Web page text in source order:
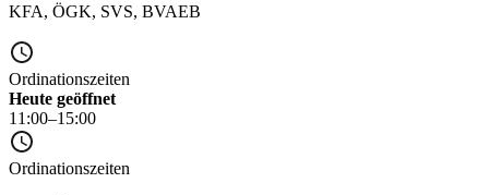
KFA, ÖGK, SVS, BVAEB
Ordinationszeiten
Heute geöffnet
11:00–15:00
Ordinationszeiten